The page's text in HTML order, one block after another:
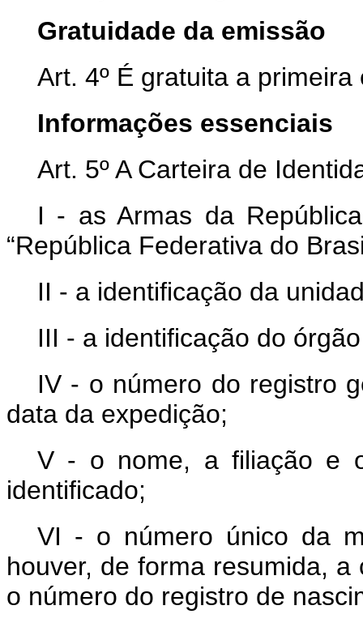
Gratuidade da emissão
Art. 4º É gratuita a
Informações essenciais
Art. 5º A Carteira de
I - as Armas da
“República Federativa do
II - a identificação da
III - a identificação do
IV - o número do registro
data da expedição;
V - o nome, a filiação e
identificado;
VI - o número único da
houver, de forma resumida,
o número do registro de